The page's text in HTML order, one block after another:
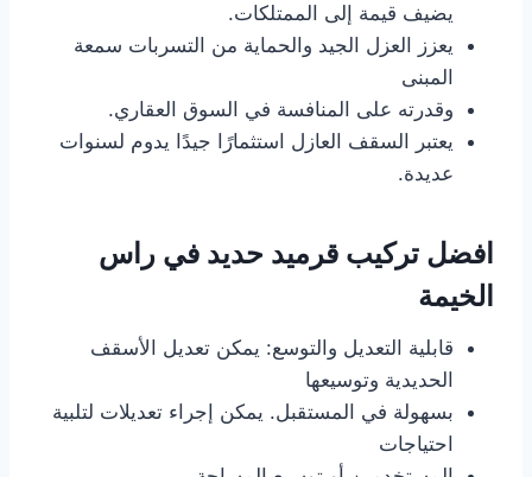
يضيف قيمة إلى الممتلكات.
يعزز العزل الجيد والحماية من التسربات سمعة
المبنى
وقدرته على المنافسة في السوق العقاري.
يعتبر السقف العازل استثمارًا جيدًا يدوم لسنوات
عديدة.
افضل تركيب قرميد حديد في راس
الخيمة
قابلية التعديل والتوسع: يمكن تعديل الأسقف
الحديدية وتوسيعها
بسهولة في المستقبل. يمكن إجراء تعديلات لتلبية
احتياجات